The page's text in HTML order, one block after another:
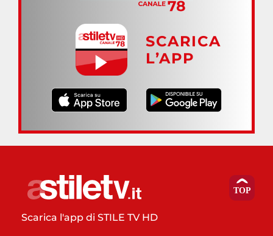
SCARICA
L’APP
Scarica l'app di STILE TV HD